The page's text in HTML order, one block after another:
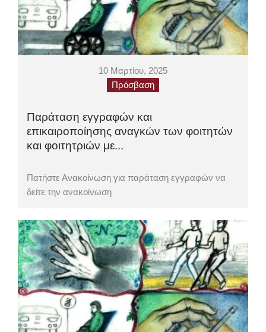
10 Μαρτίου, 2025
Πρόσβαση
Παράταση εγγραφών και
επικαιροποίησης αναγκών των φοιτητών
και φοιτητριών με...
Πατήστε Ανακοίνωση για παράταση εγγραφών να
δείτε την ανακοίνωση